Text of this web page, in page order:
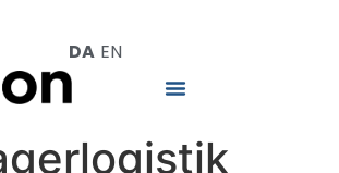
DA EN